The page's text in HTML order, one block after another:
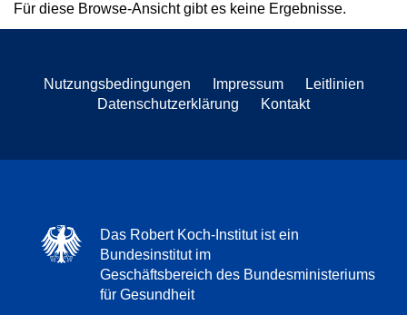
Für diese Browse-Ansicht gibt es keine Ergebnisse.
Nutzungsbedingungen Impressum
Leitlinien
Datenschutzerklärung
Kontakt
Das Robert Koch-Institut ist ein
Bundesinstitut im
Geschäftsbereich des Bundesministeriums
für Gesundheit